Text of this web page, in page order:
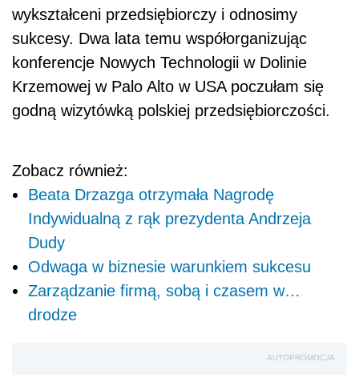
wykształceni przedsiębiorczy i odnosimy
sukcesy. Dwa lata temu współorganizując
konferencje Nowych Technologii w Dolinie
Krzemowej w Palo Alto w USA poczułam się
godną wizytówką polskiej przedsiębiorczości.
Zobacz również:
Beata Drzazga otrzymała Nagrodę
Indywidualną z rąk prezydenta Andrzeja
Dudy
Odwaga w biznesie warunkiem sukcesu
Zarządzanie firmą, sobą i czasem w…
drodze
AUTOPROMOCJA